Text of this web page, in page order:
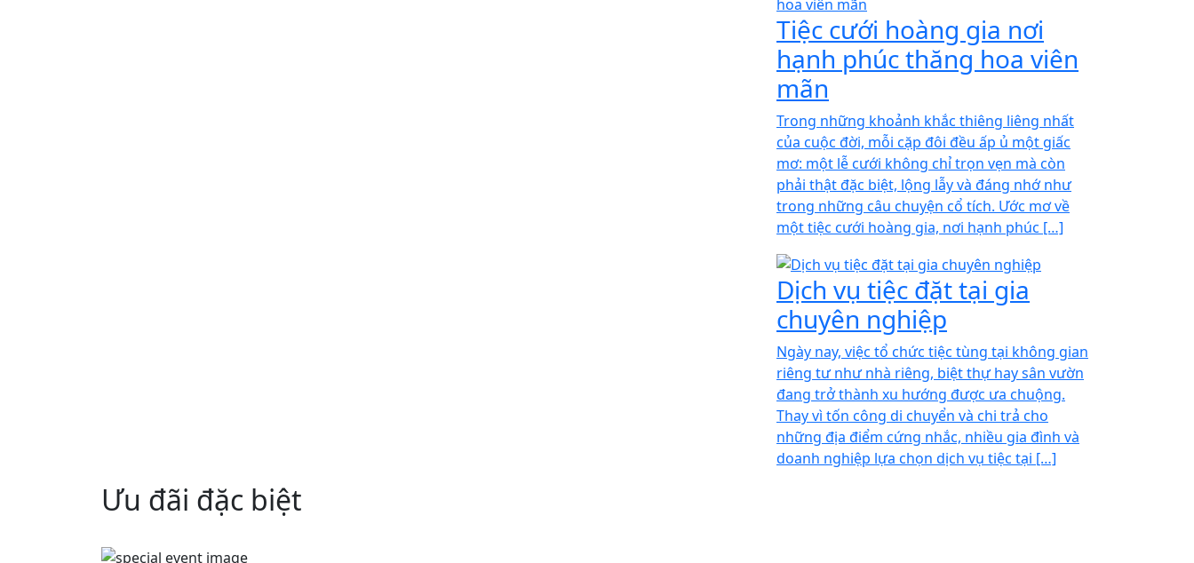
Tiệc cưới hoàng gia nơi
hạnh phúc thăng hoa viên
mãn
Trong những khoảnh khắc thiêng liêng nhất
của cuộc đời, mỗi cặp đôi đều ấp ủ một giấc
mơ: một lễ cưới không chỉ trọn vẹn mà còn
phải thật đặc biệt, lộng lẫy và đáng nhớ như
trong những câu chuyện cổ tích. Ước mơ về
một tiệc cưới hoàng gia, nơi hạnh phúc […]
Dịch vụ tiệc đặt tại gia
chuyên nghiệp
Ngày nay, việc tổ chức tiệc tùng tại không gian
riêng tư như nhà riêng, biệt thự hay sân vườn
đang trở thành xu hướng được ưa chuộng.
Thay vì tốn công di chuyển và chi trả cho
những địa điểm cứng nhắc, nhiều gia đình và
doanh nghiệp lựa chọn dịch vụ tiệc tại […]
Ưu đãi đặc biệt